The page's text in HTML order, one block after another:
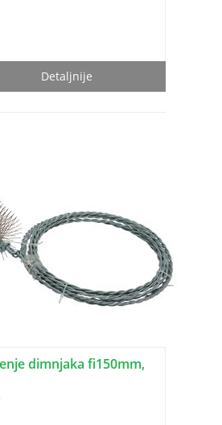
Detaljnije
dimnjaka fi150mm,